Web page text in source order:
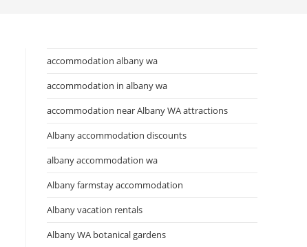
accommodation albany wa
accommodation in albany wa
accommodation near Albany WA attractions
Albany accommodation discounts
albany accommodation wa
Albany farmstay accommodation
Albany vacation rentals
Albany WA botanical gardens